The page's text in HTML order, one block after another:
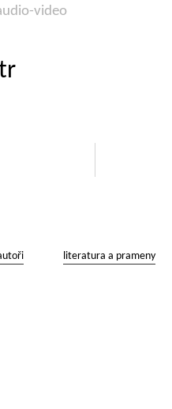
video
literatura a prameny